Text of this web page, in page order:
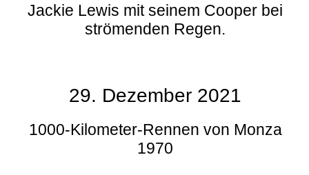
Jackie Lewis mit seinem Cooper bei
strömenden Regen.
29. Dezember 2021
1000-Kilometer-Rennen von Monza
1970